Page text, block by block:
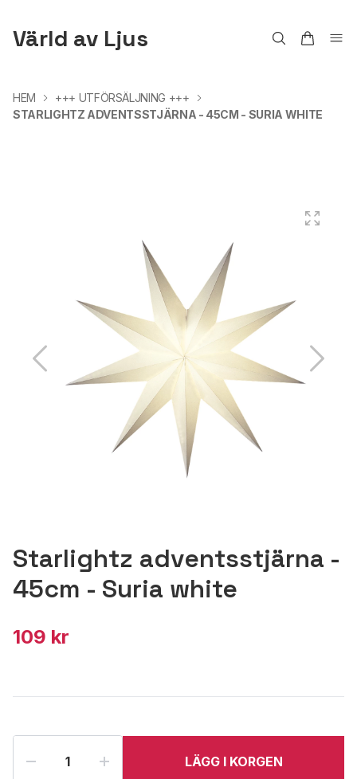
Värld av Ljus
HEM
+++ UTFÖRSÄLJNING +++
STARLIGHTZ ADVENTSSTJÄRNA - 45CM - SURIA WHITE
Starlightz adventsstjärna -
45cm - Suria white
109 kr
LÄGG I KORGEN